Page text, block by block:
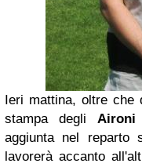
Ieri mattina, oltre che
stampa degli Aironi
aggiunta nel
lavorerà accanto